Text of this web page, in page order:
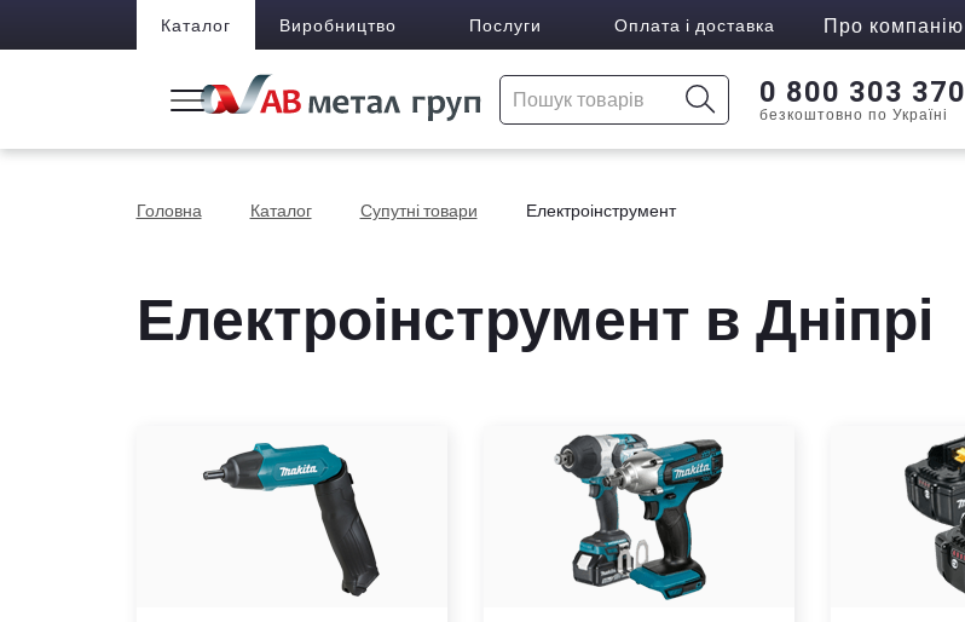
Каталог Виробництво Послуги Оплата і доставка Про компанію
0 800 303 370
безкоштовно по Україні
Головна Каталог Супутні товари Електроінструмент
Електроінструмент в Дніпрі